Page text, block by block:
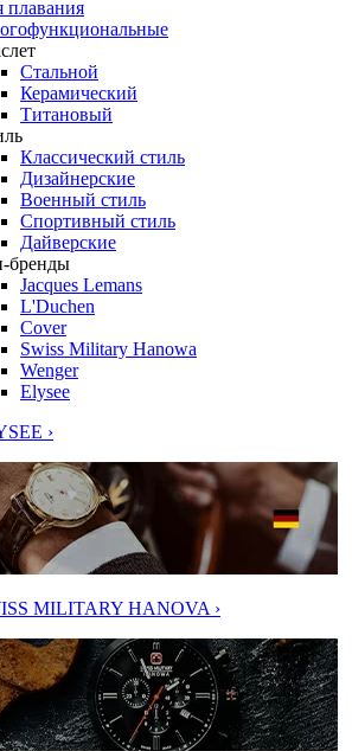
плавания
Стальной
Керамический
Титановый
Классический стиль
Дизайнерские
Военный стиль
Спортивный стиль
Дайверские
бренды
Jacques Lemans
L'Duchen
Cover
Swiss Military Hanowa
Wenger
Elysee
›
MILITARY HANOVA ›